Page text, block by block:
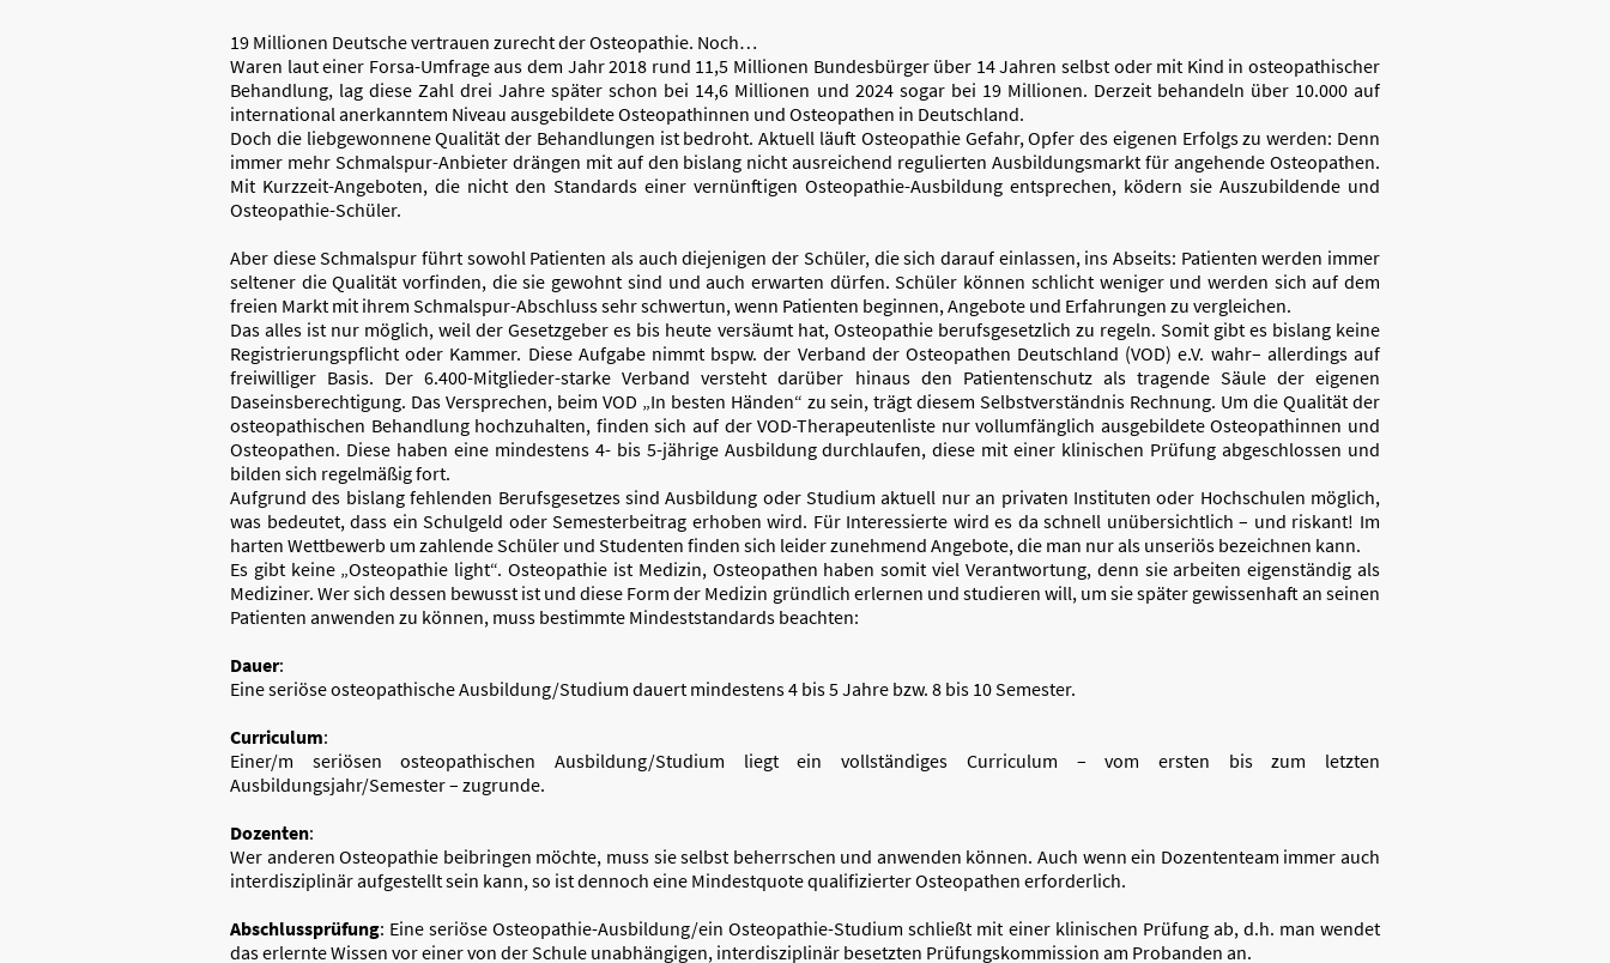
19 Millionen Deutsche vertrauen zurecht der Osteopathie. Noch…
Waren laut einer Forsa-Umfrage aus dem Jahr 2018 rund 11,5 Millionen Bundesbürger über 14 Jahren selbst oder mit Kind in osteopathischer
Behandlung, lag diese Zahl drei Jahre später schon bei 14,6 Millionen und 2024 sogar bei 19 Millionen. Derzeit behandeln über 10.000 auf
international anerkanntem Niveau ausgebildete Osteopathinnen und Osteopathen in Deutschland.
Doch die liebgewonnene Qualität der Behandlungen ist bedroht. Aktuell läuft Osteopathie Gefahr, Opfer des eigenen Erfolgs zu werden: Denn
immer mehr Schmalspur-Anbieter drängen mit auf den bislang nicht ausreichend regulierten Ausbildungsmarkt für angehende Osteopathen.
Mit Kurzzeit-Angeboten, die nicht den Standards einer vernünftigen Osteopathie-Ausbildung entsprechen, ködern sie Auszubildende und
Osteopathie-Schüler.
Aber diese Schmalspur führt sowohl Patienten als auch diejenigen der Schüler, die sich darauf einlassen, ins Abseits: Patienten werden immer
seltener die Qualität vorfinden, die sie gewohnt sind und auch erwarten dürfen. Schüler können schlicht weniger und werden sich auf dem
freien Markt mit ihrem Schmalspur-Abschluss sehr schwertun, wenn Patienten beginnen, Angebote und Erfahrungen zu vergleichen.
Das alles ist nur möglich, weil der Gesetzgeber es bis heute versäumt hat, Osteopathie berufsgesetzlich zu regeln. Somit gibt es bislang keine
Registrierungspflicht oder Kammer. Diese Aufgabe nimmt bspw. der Verband der Osteopathen Deutschland (VOD) e.V. wahr– allerdings auf
freiwilliger Basis. Der 6.400-Mitglieder-starke Verband versteht darüber hinaus den Patientenschutz als tragende Säule der eigenen
Daseinsberechtigung. Das Versprechen, beim VOD „In besten Händen“ zu sein, trägt diesem Selbstverständnis Rechnung. Um die Qualität der
osteopathischen Behandlung hochzuhalten, finden sich auf der VOD-Therapeutenliste nur vollumfänglich ausgebildete Osteopathinnen und
Osteopathen. Diese haben eine mindestens 4- bis 5-jährige Ausbildung durchlaufen, diese mit einer klinischen Prüfung abgeschlossen und
bilden sich regelmäßig fort.
Aufgrund des bislang fehlenden Berufsgesetzes sind Ausbildung oder Studium aktuell nur an privaten Instituten oder Hochschulen möglich,
was bedeutet, dass ein Schulgeld oder Semesterbeitrag erhoben wird. Für Interessierte wird es da schnell unübersichtlich – und riskant! Im
harten Wettbewerb um zahlende Schüler und Studenten finden sich leider zunehmend Angebote, die man nur als unseriös bezeichnen kann.
Es gibt keine „Osteopathie light“. Osteopathie ist Medizin, Osteopathen haben somit viel Verantwortung, denn sie arbeiten eigenständig als
Mediziner. Wer sich dessen bewusst ist und diese Form der Medizin gründlich erlernen und studieren will, um sie später gewissenhaft an seinen
Patienten anwenden zu können, muss bestimmte Mindeststandards beachten:
Dauer:
Eine seriöse osteopathische Ausbildung/Studium dauert mindestens 4 bis 5 Jahre bzw. 8 bis 10 Semester.
Curriculum:
Einer/m seriösen osteopathischen Ausbildung/Studium liegt ein vollständiges Curriculum – vom ersten bis zum letzten
Ausbildungsjahr/Semester – zugrunde.
Dozenten:
Wer anderen Osteopathie beibringen möchte, muss sie selbst beherrschen und anwenden können. Auch wenn ein Dozententeam immer auch
interdisziplinär aufgestellt sein kann, so ist dennoch eine Mindestquote qualifizierter Osteopathen erforderlich.
Abschlussprüfung: Eine seriöse Osteopathie-Ausbildung/ein Osteopathie-Studium schließt mit einer klinischen Prüfung ab, d.h. man wendet
das erlernte Wissen vor einer von der Schule unabhängigen, interdisziplinär besetzten Prüfungskommission am Probanden an.